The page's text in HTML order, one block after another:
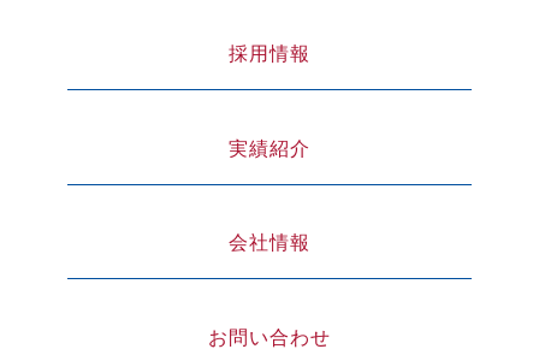
採用情報
実績紹介
会社情報
お問い合わせ